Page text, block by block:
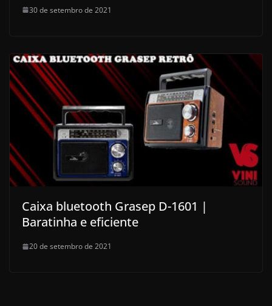
30 de setembro de 2021
Caixa bluetooth Grasep D-1601 |
Baratinha e eficiente
20 de setembro de 2021